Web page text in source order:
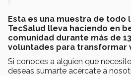
Esta es una muestra de todo
TecSalud lleva haciendo en
comunidad durante más de
voluntades para transformar
Si conoces a alguien que
deseas sumarte acércate a